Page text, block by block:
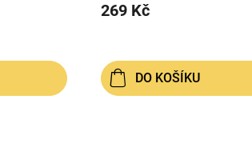
269 Kč
DO KOŠÍKU